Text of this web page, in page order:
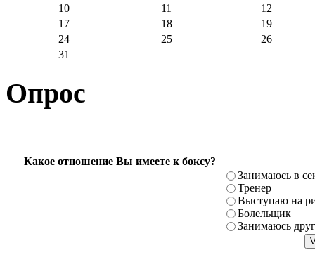
10
11
12
17
18
19
24
25
26
31
Опрос
Какое отношение Вы имеете к боксу?
Занимаюсь в
Тренер
Выступаю на
Болельщик
Занимаюсь